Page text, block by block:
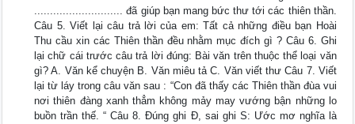
............................ đã giúp bạn mang bức thư tới các thiên thần.
Câu 5. Viết lại câu trả lời của em: Tất cả những điều bạn Hoài
Thu cầu xin các Thiên thần đều nhằm mục đích gì ? Câu 6. Ghi
lại chữ cái trước câu trả lời đúng: Bài văn trên thuộc thể loại văn
gì? A. Văn kể chuyện B. Văn miêu tả C. Văn viết thư Câu 7. Viết
lại từ láy trong câu văn sau : “Con đã thấy các Thiên thần đùa vui
nơi thiên đàng xanh thẳm không mảy may vướng bận những lo
buồn trần thế. “ Câu 8. Đúng ghi Đ, sai ghi S: Ước mơ nghĩa là